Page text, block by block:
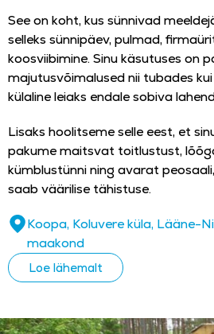
See on koht, kus sünnivad
selleks sünnipäev, pulmad,
koosviibimine. Sinu käsutuses on
majutusvõimalused nii tubades
külaline leiaks endale sobiva
Lisaks hoolitseme selle eest, et
pakume maitsvat toitlustust,
kümblustünni ning avarat
saab väärilise tähistuse.
Koopa, Koluvere küla, Lääne-
maakond
Loe lähemalt